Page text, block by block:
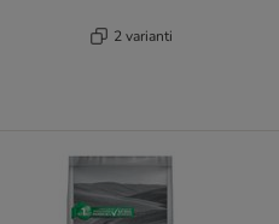
2 varianti